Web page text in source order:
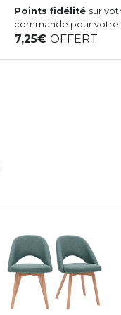
Points fidélité sur
commande pour votre
7,25OFFERT